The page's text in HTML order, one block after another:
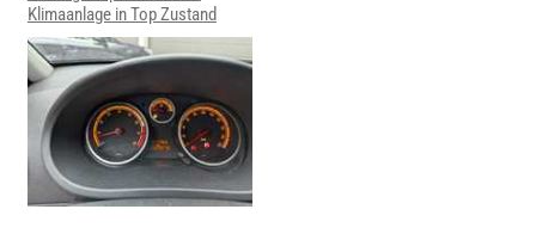
Klimaanlage in Top Zustand